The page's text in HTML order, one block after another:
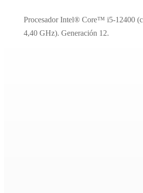
Procesador Intel® Core™ i5-12400
4,40 GHz). Generación 12.